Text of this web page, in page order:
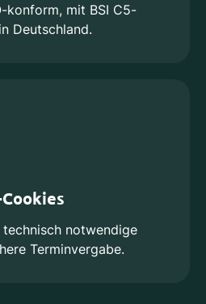
konform, mit BSI C5-
Deutschland.
notwendige
Terminvergabe.